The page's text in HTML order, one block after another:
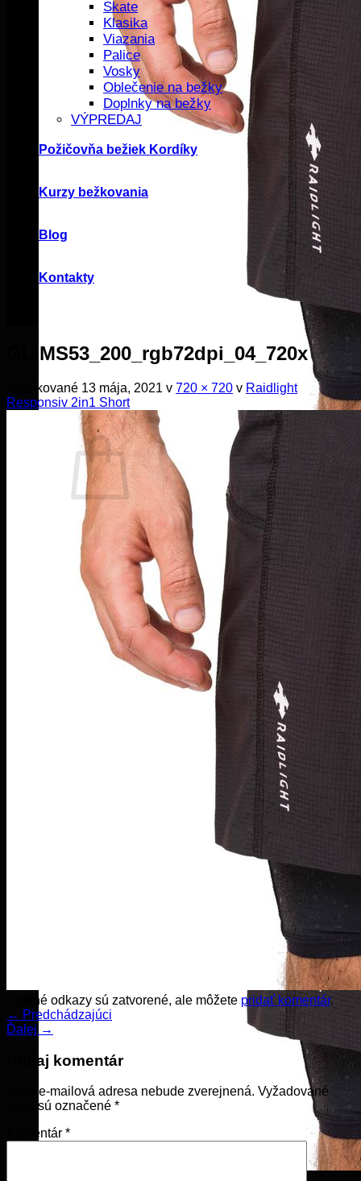
Žiadne produkty v košíku.
Vrátiť sa do obchodu
Skate
Klasika
Viazania
Palice
Vosky
Oblečenie na bežky
Doplnky na bežky
VÝPREDAJ
Požičovňa bežiek Kordíky
Kurzy bežkovania
Blog
Kontakty
GLIMS53_200_rgb72dpi_04_720x
Publikované 13 mája, 2021 v 720 × 720 v Raidlight
Responsiv 2in1 Short
Spätné odkazy sú zatvorené, ale môžete pridať komentár.
← Predchádzajúci
Ďalej →
Pridaj komentár
Vaša e-mailová adresa nebude zverejnená. Vyžadované
polia sú označené *
Komentár *